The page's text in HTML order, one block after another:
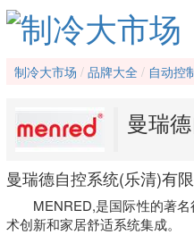
制冷大市场 品牌大全 自动控
曼瑞
曼瑞德自控系统(乐清)有
MENRED,是国际性的著
术创新和家居舒适系统集成。